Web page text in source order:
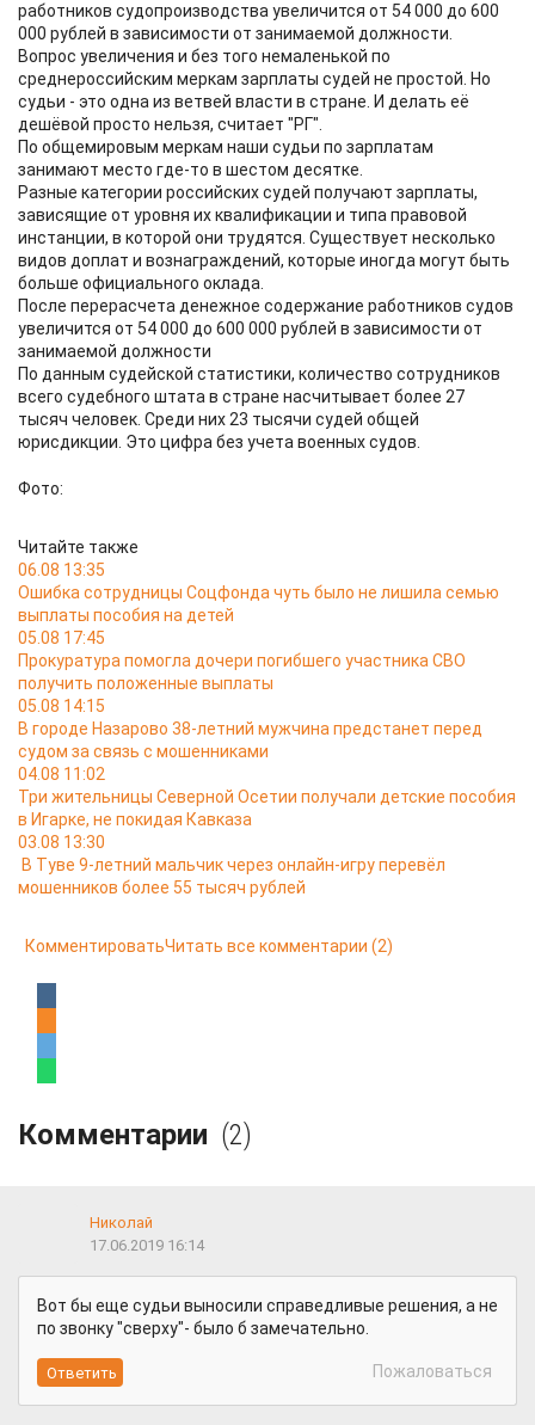
работников судопроизводства увеличится от 54 000 до 600
000 рублей в зависимости от занимаемой должности.
Вопрос увеличения и без того немаленькой по
среднероссийским меркам зарплаты судей не простой. Но
судьи - это одна из ветвей власти в стране. И делать её
дешёвой просто нельзя, считает "РГ".
По общемировым меркам наши судьи по зарплатам
занимают место где-то в шестом десятке.
Разные категории российских судей получают зарплаты,
зависящие от уровня их квалификации и типа правовой
инстанции, в которой они трудятся. Существует несколько
видов доплат и вознаграждений, которые иногда могут быть
больше официального оклада.
После перерасчета денежное содержание работников судов
увеличится от 54 000 до 600 000 рублей в зависимости от
занимаемой должности
По данным судейской статистики, количество сотрудников
всего судебного штата в стране насчитывает более 27
тысяч человек. Среди них 23 тысячи судей общей
юрисдикции. Это цифра без учета военных судов.
Фото:
Читайте также
06.08 13:35
Ошибка сотрудницы Соцфонда чуть было не лишила семью
выплаты пособия на детей
05.08 17:45
Прокуратура помогла дочери погибшего участника СВО
получить положенные выплаты
05.08 14:15
В городе Назарово 38-летний мужчина предстанет перед
судом за связь с мошенниками
04.08 11:02
Три жительницы Северной Осетии получали детские пособия
в Игарке, не покидая Кавказа
03.08 13:30
В Туве 9-летний мальчик через онлайн-игру перевёл
мошенников более 55 тысяч рублей
КомментироватьЧитать все комментарии (2)
Комментарии (2)
Николай
17.06.2019 16:14
Вот бы еще судьи выносили справедливые решения, а не
по звонку "сверху"- было б замечательно.
Пожаловаться